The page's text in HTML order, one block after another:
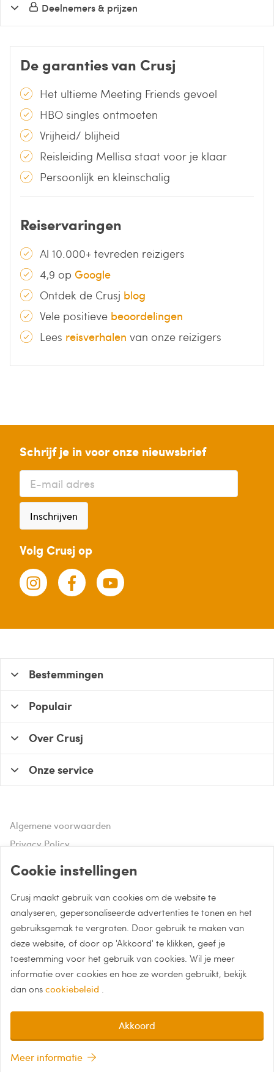
Deelnemers & prijzen
De garanties van Crusj
Het ultieme Meeting Friends gevoel
HBO singles ontmoeten
Vrijheid/ blijheid
Reisleiding Mellisa staat voor je klaar
Persoonlijk en kleinschalig
Reiservaringen
Al 10.000+ tevreden reizigers
4,9 op Google
Ontdek de Crusj blog
Vele positieve beoordelingen
Lees reisverhalen van onze reizigers
Schrijf je in voor onze nieuwsbrief
Inschrijven
Volg Crusj op
Hulp of advies nodig?
Bel naar 085 - 0043 015
Whatsapp met Crusj
info@crusj.com
Bestemmingen
Populair
Over Crusj
Onze service
Algemene voorwaarden
Privacy Policy
Disclaimer
Cookie instellingen
Crusj maakt gebruik van cookies om de website te
analyseren, gepersonaliseerde advertenties te tonen en het
gebruiksgemak te vergroten. Door gebruik te maken van
deze website, of door op 'Akkoord' te klikken, geef je
toestemming voor het gebruik van cookies. Wil je meer
informatie over cookies en hoe ze worden gebruikt, bekijk
dan ons cookiebeleid .
Akkoord
Meer informatie